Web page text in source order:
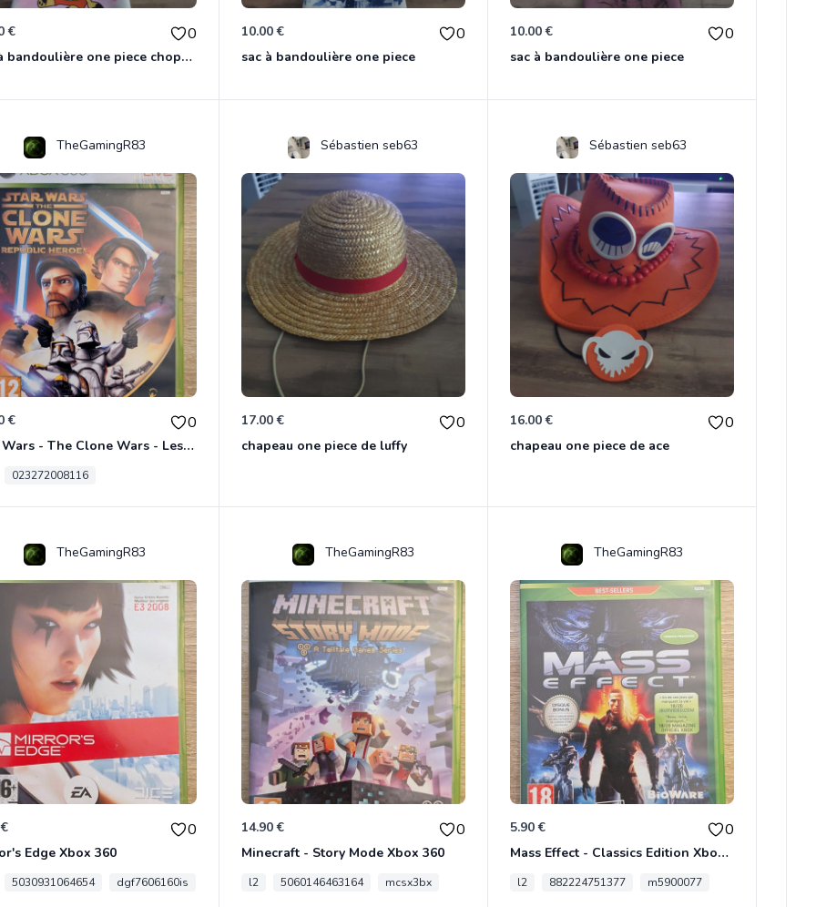
€ 0
sac à bandoulière one piece chopper
10.00 € 0
sac à bandoulière one piece
10.00 € 0
sac à bandoulière one piece
TheGamingR83
€ 0
Star Wars - The Clone Wars - Les Héros De La République Xbox 360
023272008116
Sébastien seb63
17.00 € 0
chapeau one piece de luffy
Sébastien seb63
16.00 € 0
chapeau one piece de ace
TheGamingR83
0
Edge Xbox 360
5030931064654 dgf7606160is
TheGamingR83
14.90 € 0
Minecraft - Story Mode Xbox 360
l2 5060146463164 mcsx3bx
TheGamingR83
5.90 € 0
Mass Effect - Classics Edition Xbox 360
l2 882224751377 m5900077